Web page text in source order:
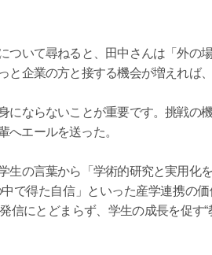
いて尋ねると、田中さんは「外の
と企業の方と接する機会が増えれば
ならないことが重要です。挑戦の
へエールを送った。
の言葉から「学術的研究と実用化
で得た自信」といった産学連携の
信にとどまらず、学生の成長を促す